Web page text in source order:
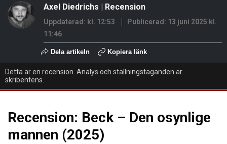
Axel Diedrichs Recension
Uppdaterad: kl. 12:53 Publicerad: 13 juni 2025 kl.
11:46
Dela artikeln Kopiera länk
Detta är en recension. Analys och ställningstaganden är
skribentens.
Recension: Beck – Den osynlige
mannen (2025)